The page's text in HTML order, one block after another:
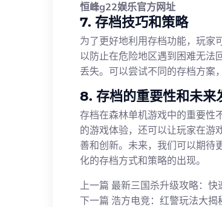
恒峰g22娱乐官方网址
7. 存档技巧和策略
为了更好地利用存档功能，玩家
以防止在危险地区遇到困难无法
丢失。可以尝试不同的存档方案
8. 存档的重要性和未来
存档在森林单机游戏中的重要性
的游戏体验，还可以让玩家在游
善和创新。未来，我们可以期待
化的存档方式和策略的出现。
上一篇 最新三国杀升级攻略：快
下一篇 浩方电竞：红警玩法大揭